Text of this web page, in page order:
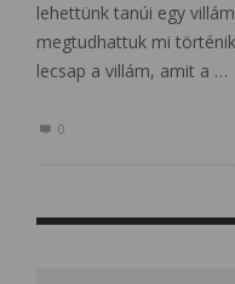
lehettünk tanúi egy
megtudhattuk mi
lecsap a villám, amit a …
0